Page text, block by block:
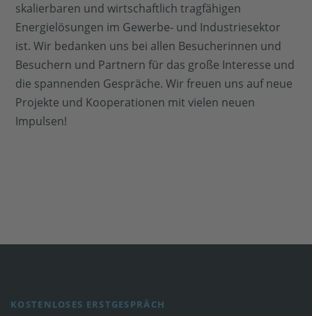
skalierbaren und wirtschaftlich tragfähigen
Energielösungen im Gewerbe- und Industriesektor
ist. Wir bedanken uns bei allen Besucherinnen und
Besuchern und Partnern für das große Interesse und
die spannenden Gespräche. Wir freuen uns auf neue
Projekte und Kooperationen mit vielen neuen
Impulsen!
KOSTENLOSES ERSTGESPRÄCH